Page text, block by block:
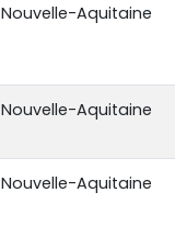
Nouvelle-Aquitaine
Nouvelle-Aquitaine
Nouvelle-Aquitaine